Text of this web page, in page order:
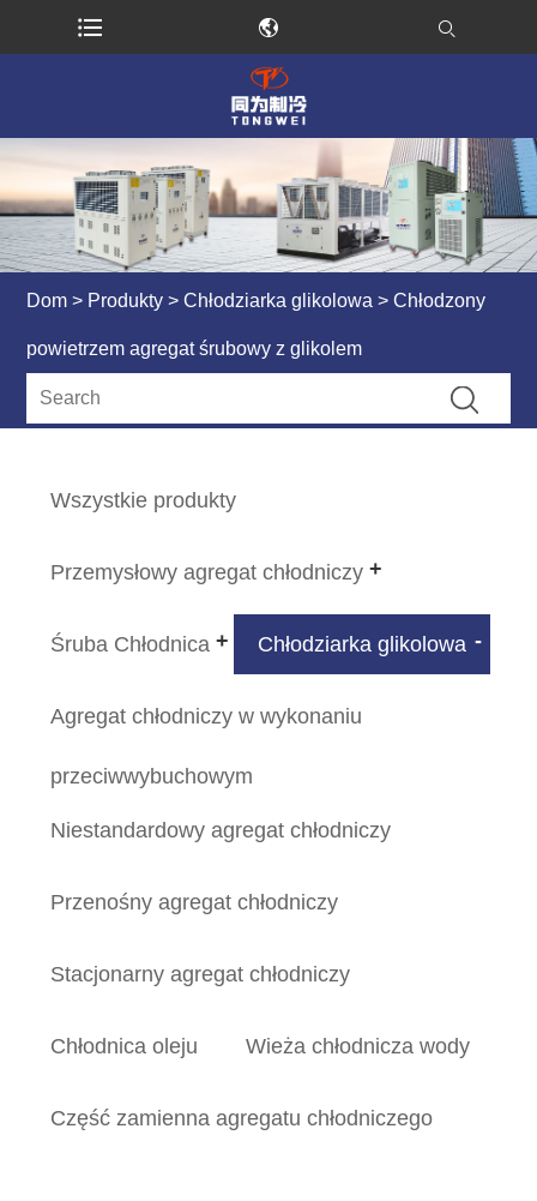
Dom > Produkty >Chłodziarka glikolowa > Chłodzony
powietrzem agregat śrubowy z glikolem
Wszystkie produkty
Przemysłowy agregat chłodniczy
Śruba Chłodnica Chłodziarka glikolowa
Agregat chłodniczy w wykonaniu
przeciwwybuchowym
Niestandardowy agregat chłodniczy
Przenośny agregat chłodniczy
Stacjonarny agregat chłodniczy
Chłodnica oleju Wieża chłodnicza wody
Część zamienna agregatu chłodniczego